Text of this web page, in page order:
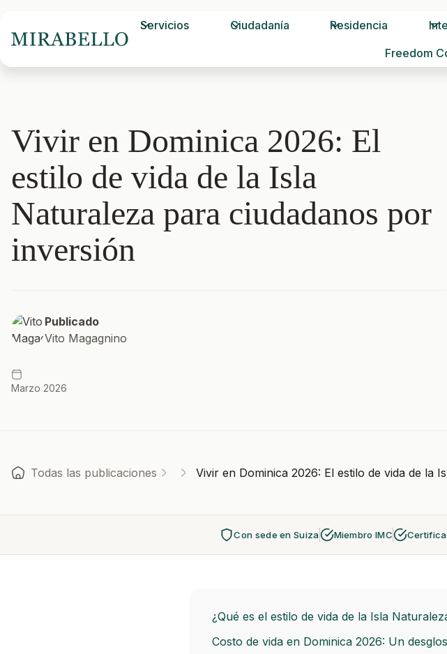
Servicios Ciudadanía Residencia
Freedom
Vivir en Dominica 2026: El
estilo de vida de la Isla
Naturaleza para ciudadanos por
inversión
Publicado
Vito Magagnino
Marzo 2026
Todas las publicaciones Vivir en Dominica 2026: El estilo de vida de la
Con sede en Suiza Miembro IMC
¿Qué es el estilo de vida de la Isla
Costo de vida en Dominica 2026: Un